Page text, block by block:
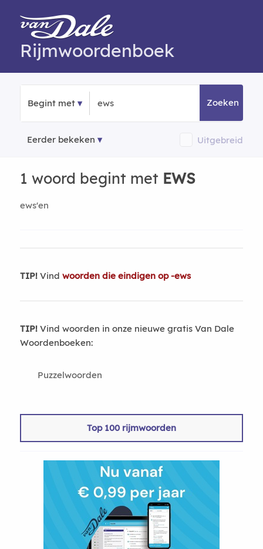
Rijmwoordenboek
Begint met Zoeken
Eerder bekeken Uitgebreid
1 woord begint met EWS
ews'en
TIP!Vind woorden die eindigen op -ews
TIP!Vind woorden in onze nieuwe gratis Van Dale
Woordenboeken:
Puzzelwoorden
Top 100 rijmwoorden